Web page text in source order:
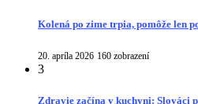
Kolená po zime trpia, pomôže len
20. apríla 2026 160 zobrazení
3
Zdravie začína v kuchyni: Slováci